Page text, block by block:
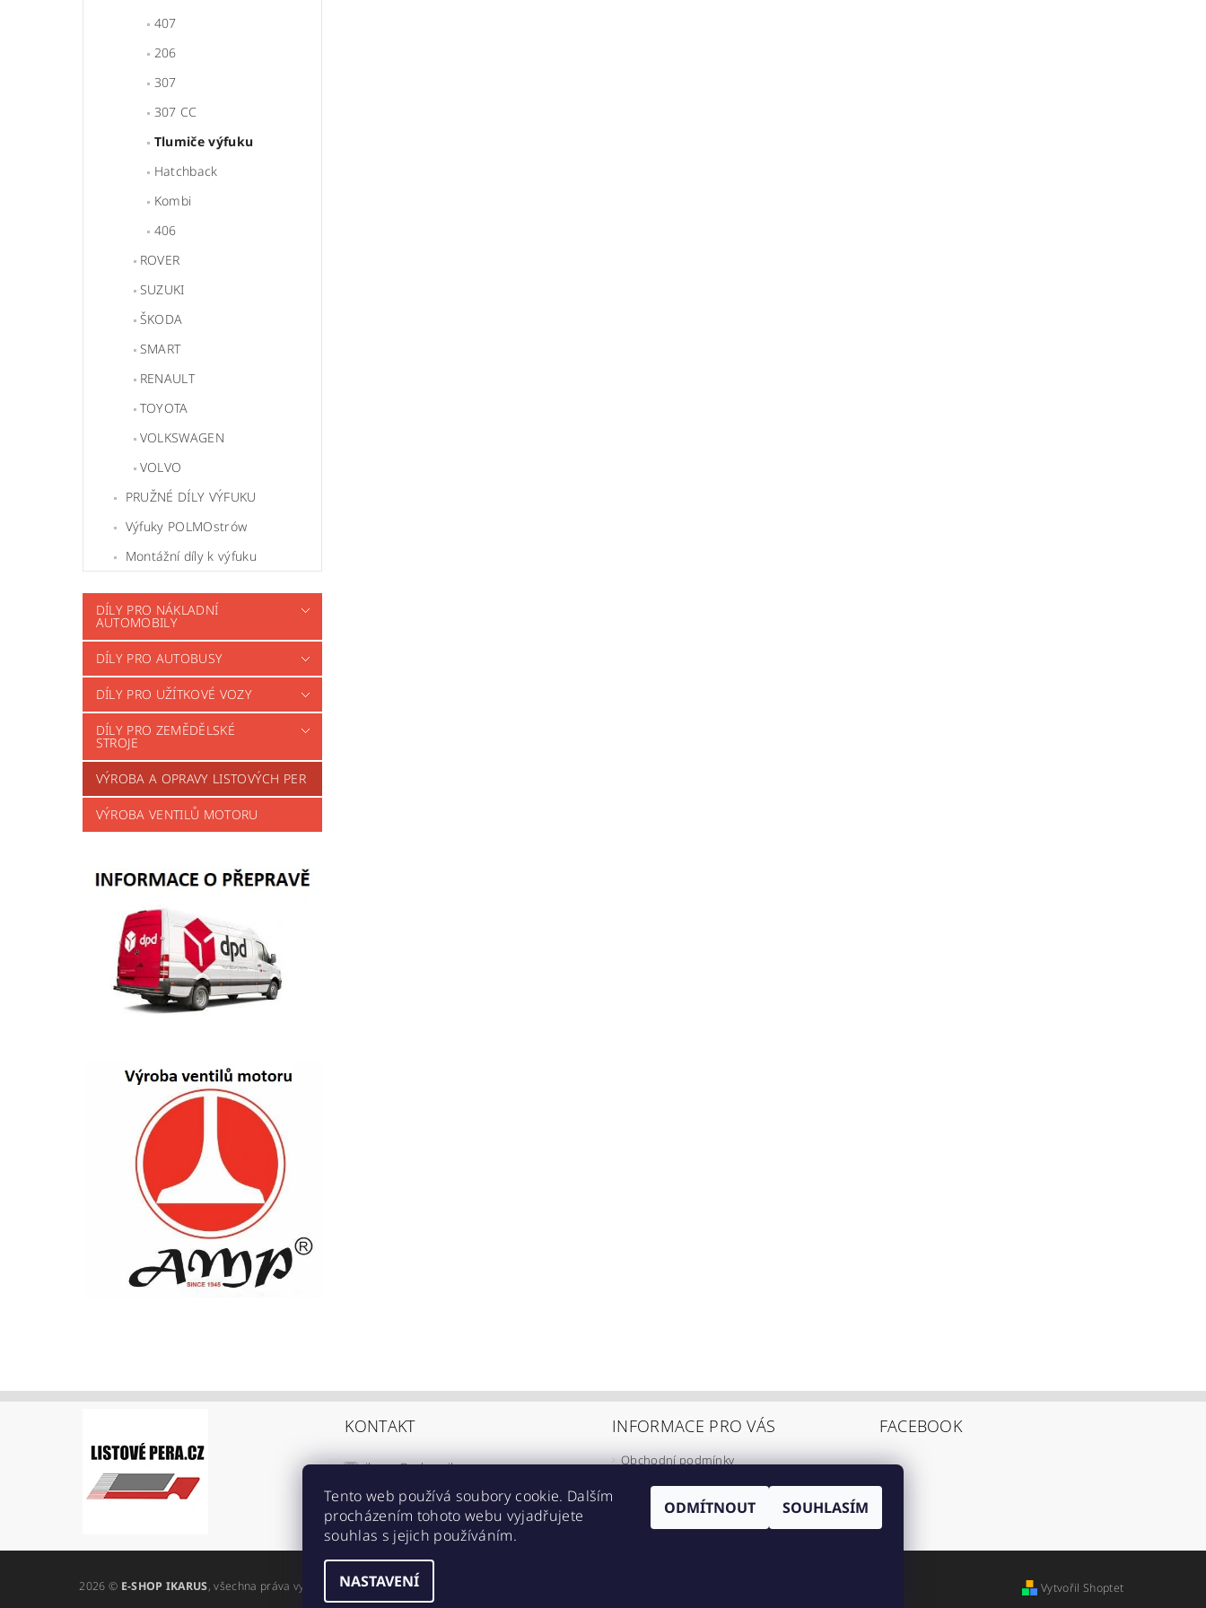
407
206
307
307 CC
Tlumiče výfuku
Hatchback
Kombi
406
ROVER
SUZUKI
ŠKODA
SMART
RENAULT
TOYOTA
VOLKSWAGEN
VOLVO
PRUŽNÉ DÍLY VÝFUKU
Výfuky POLMOstrów
Montážní díly k výfuku
DÍLY PRO NÁKLADNÍ
AUTOMOBILY
DÍLY PRO AUTOBUSY
DÍLY PRO UŽÍTKOVÉ VOZY
DÍLY PRO ZEMĚDĚLSKÉ
STROJE
VÝROBA A OPRAVY LISTOVÝCH PER
VÝROBA VENTILŮ MOTORU
KONTAKT
ikarus@eshop-ikarus.cz
+420 605 981 910
https://www.facebook.com/eshopikarus/?
ref=br_rs
INFORMACE PRO VÁS
Obchodní podmínky
Informace o přepravě
FACEBOOK
2026 © E-SHOP IKARUS, všechna práva vyhrazenaUpravit nastavení cookies Vytvořil Shoptet
Tento web používá soubory cookie. Dalším
procházením tohoto webu vyjadřujete
souhlas s jejich používáním.
NASTAVENÍ
ODMÍTNOUT SOUHLASÍM